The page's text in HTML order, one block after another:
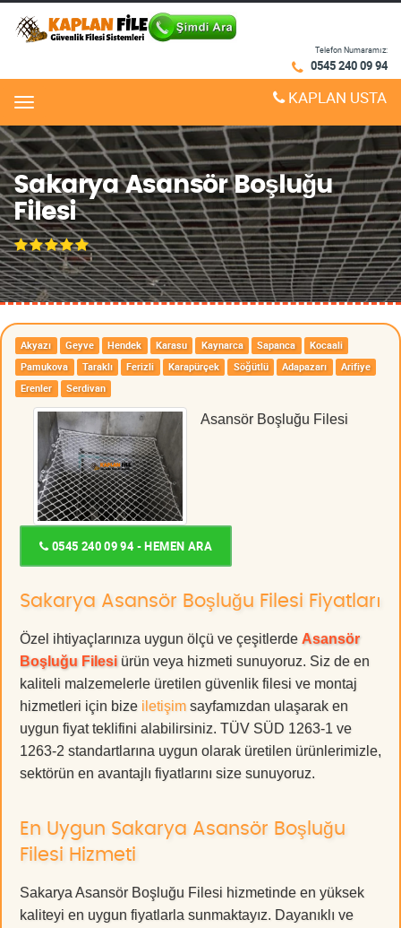
Telefon Numaramız:
0545 240 09 94
Menu KAPLAN USTA
Sakarya Asansör Boşluğu
Filesi
Akyazı Geyve Hendek Karasu Kaynarca Sapanca
Kocaali
Pamukova
Taraklı Ferizli Karapürçek Söğütlü Adapazarı
Arifiye
Erenler
Serdivan
Asansör Boşluğu Filesi
0545 240 09 94 - HEMEN ARA
Sakarya Asansör Boşluğu Filesi Fiyatları
Özel ihtiyaçlarınıza uygun ölçü ve çeşitlerde Asansör
Boşluğu Filesi ürün veya hizmeti sunuyoruz. Siz de en
kaliteli malzemelerle üretilen güvenlik filesi ve montaj
hizmetleri için bize iletişim sayfamızdan ulaşarak en
uygun fiyat teklifini alabilirsiniz. TÜV SÜD 1263-1 ve
1263-2 standartlarına uygun olarak üretilen ürünlerimizle,
sektörün en avantajlı fiyatlarını size sunuyoruz.
En Uygun Sakarya Asansör Boşluğu
Filesi Hizmeti
Sakarya Asansör Boşluğu Filesi hizmetinde en yüksek
kaliteyi en uygun fiyatlarla sunmaktayız. Dayanıklı ve